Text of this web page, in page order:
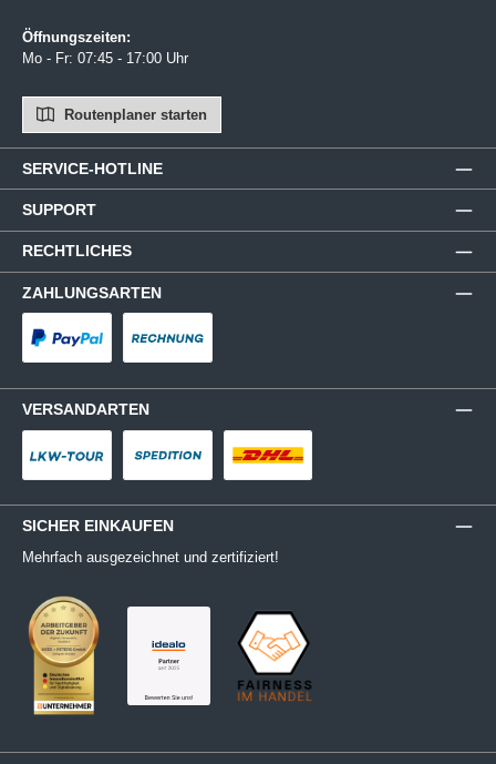
SERVICE-HOTLINE
SUPPORT
RECHTLICHES
ZAHLUNGSARTEN
VERSANDARTEN
Öffnungszeiten:
Mo - Fr: 07:45 - 17:00 Uhr
Routenplaner starten
SICHER EINKAUFEN
Mehrfach ausgezeichnet und zertifiziert!